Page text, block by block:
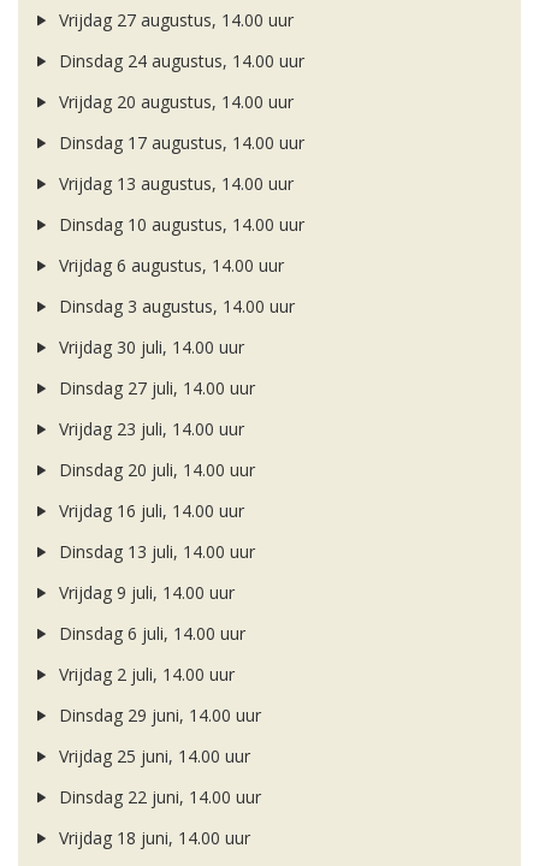
Vrijdag 27 augustus, 14.00 uur
Dinsdag 24 augustus, 14.00 uur
Vrijdag 20 augustus, 14.00 uur
Dinsdag 17 augustus, 14.00 uur
Vrijdag 13 augustus, 14.00 uur
Dinsdag 10 augustus, 14.00 uur
Vrijdag 6 augustus, 14.00 uur
Dinsdag 3 augustus, 14.00 uur
Vrijdag 30 juli, 14.00 uur
Dinsdag 27 juli, 14.00 uur
Vrijdag 23 juli, 14.00 uur
Dinsdag 20 juli, 14.00 uur
Vrijdag 16 juli, 14.00 uur
Dinsdag 13 juli, 14.00 uur
Vrijdag 9 juli, 14.00 uur
Dinsdag 6 juli, 14.00 uur
Vrijdag 2 juli, 14.00 uur
Dinsdag 29 juni, 14.00 uur
Vrijdag 25 juni, 14.00 uur
Dinsdag 22 juni, 14.00 uur
Vrijdag 18 juni, 14.00 uur